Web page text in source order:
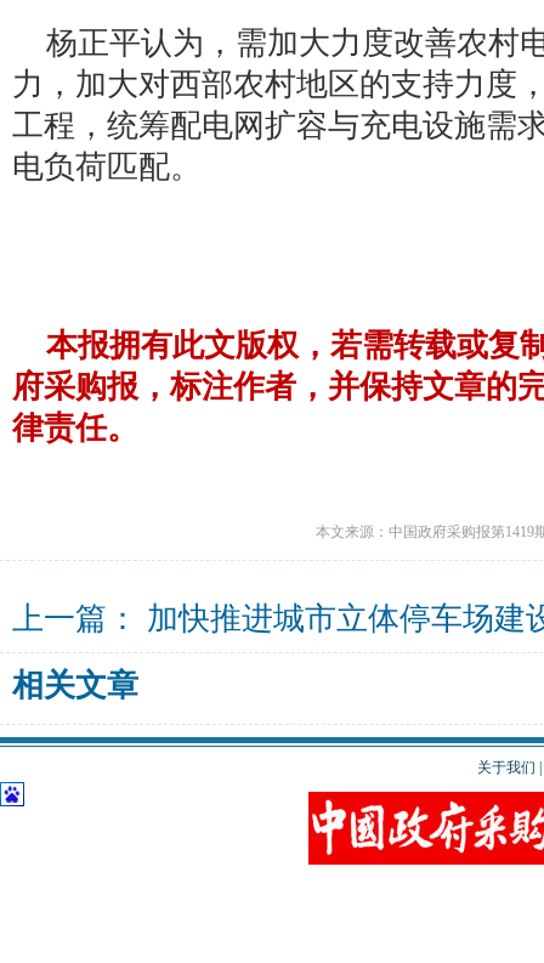
杨正平认为，需加大力度改善农村
力，加大对西部农村地区的支持力度
工程，统筹配电网扩容与充电设施需
电负荷匹配。
本报拥有此文版权，若需转载或复
府采购报，标注作者，并保持文章的
律责任。
本文来源：中国政府采购报第1419
上一篇： 加快推进城市立体停车场建
相关文章
关于我们